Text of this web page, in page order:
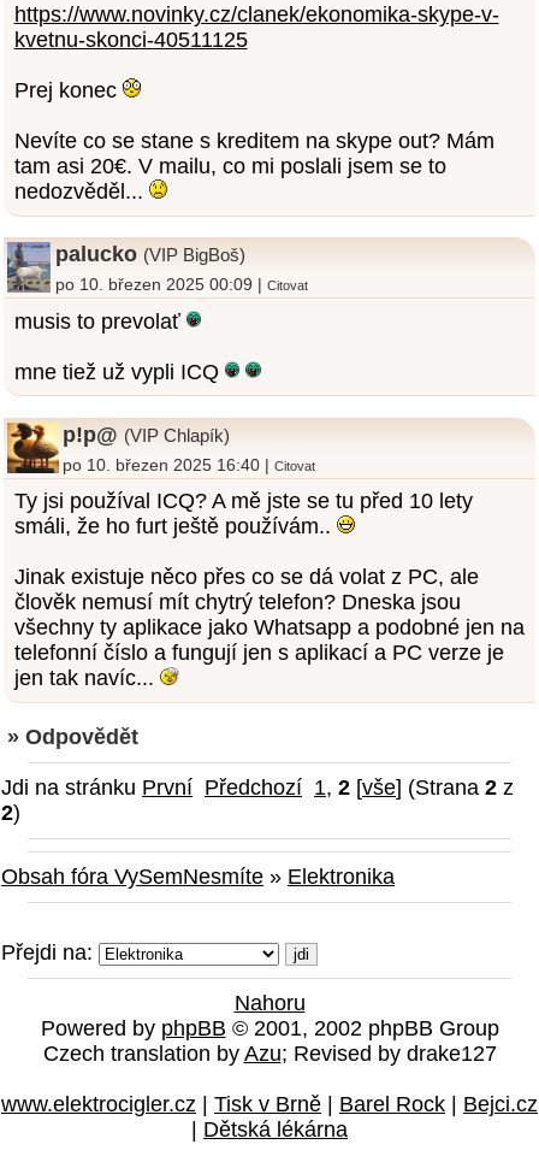
https://www.novinky.cz/clanek/ekonomika-skype-v-
kvetnu-skonci-40511125
Prej konec
Nevíte co se stane s kreditem na skype out? Mám
tam asi 20€. V mailu, co mi poslali jsem se to
nedozvěděl...
palucko (VIP BigBoš)
po 10. březen 2025 00:09 | Citovat
musis to prevolať
mne tiež už vypli ICQ
p!p@ (VIP Chlapík)
po 10. březen 2025 16:40 |Citovat
Ty jsi používal ICQ? A mě jste se tu před 10 lety
smáli, že ho furt ještě používám..
Jinak existuje něco přes co se dá volat z PC, ale
člověk nemusí mít chytrý telefon? Dneska jsou
všechny ty aplikace jako Whatsapp a podobné jen na
telefonní číslo a fungují jen s aplikací a PC verze je
jen tak navíc...
» Odpovědět
Jdi na stránku První Předchozí 1, 2 [vše] (Strana 2 z
2)
Obsah fóra VySemNesmíte » Elektronika
Přejdi na:
Nahoru
Powered by phpBB © 2001, 2002 phpBB Group
Czech translation by Azu; Revised by drake127
www.elektrocigler.cz | Tisk v Brně | Barel Rock | Bejci.cz
| Dětská lékárna